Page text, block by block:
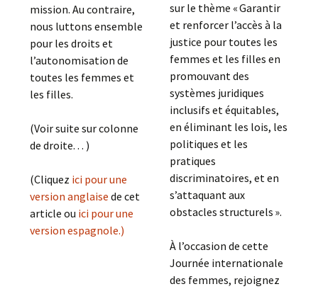
mission. Au contraire,
nous luttons ensemble
pour les droits et
l’autonomisation de
toutes les femmes et
les filles.
(Voir suite sur colonne
de droite. . . )
(Cliquez ici pour une
version anglaisede cet
article ou ici pour une
version espagnole.)
sur le thème « Garantir
et renforcer l’accès à la
justice pour toutes les
femmes et les filles en
promouvant des
systèmes juridiques
inclusifs et équitables,
en éliminant les lois, les
politiques et les
pratiques
discriminatoires, et en
s’attaquant aux
obstacles structurels ».
À l’occasion de cette
Journée internationale
des femmes, rejoignez